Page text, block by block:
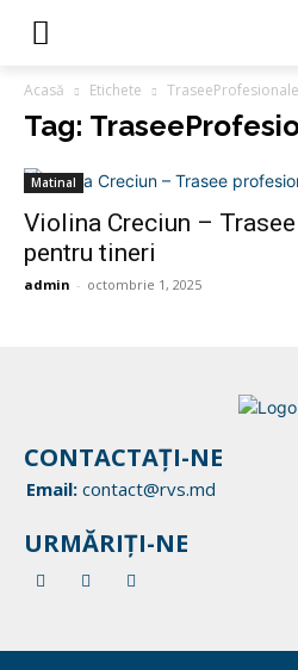
Acasă Etichete TraseeProfesionale
Tag:
Matinal
Violina Creciun –
pentru tineri
admin - octombrie 1, 2025
CONTACTAȚI-NE
Email: contact@rvs.md
URMĂRIȚI-NE